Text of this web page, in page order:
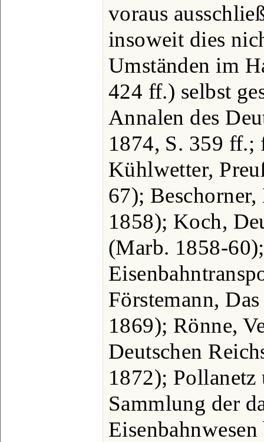
voraus
insoweit dies
Umständen im
424 ff.) selbst
Annalen des
1874, S. 359 ff.;
Kühlwetter,
67);
1858); Koch,
(Marb. 1858-
Förstemann,
1869); Rönne,
Deutschen
1872);
Sammlung der